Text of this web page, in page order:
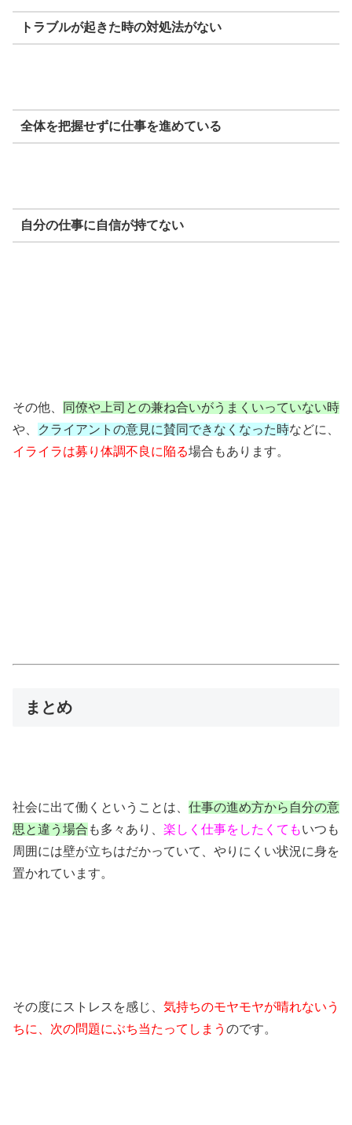
トラブルが起きた時の対処法がない
全体を把握せずに仕事を進めている
自分の仕事に自信が持てない
その他、
同僚や上司との兼ね合いがうまくいっていない時
や、
クライアントの意見に賛同できなくなった時などに、
イライラは募り体調不良に陥る場合もあります。
まとめ
社会に出て働くということは、 仕事の進め方から自分の意
思と違う場合 も多々あり、 楽しく仕事をしたくてもいつも
周囲には壁が立ちはだかっていて、やりにくい状況に身を
置かれています。
その度にストレスを感じ、 気持ちのモヤモヤが晴れないう
ちに、次の問題にぶち当たってしまう のです。